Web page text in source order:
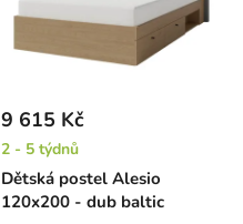
Dětská postel Alesio
120x200 - dub baltic
9 615 Kč
2 - 5 týdnů